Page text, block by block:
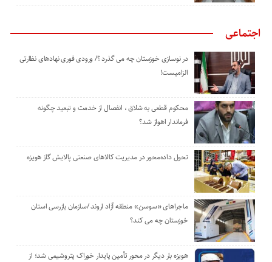
اجتماعی
در نوسازی خوزستان چه می گذرد ؟/ ورودی فوری نهادهای نظارتی
الزامیست!
محکوم قطعی به شلاق ، انفصال از خدمت و تبعید چگونه
فرماندار اهواز شد؟
تحول داده‌محور در مدیریت کالاهای صنعتی پالایش گاز هویزه
ماجراهای «سوسن» منطقه آزاد اروند /سازمان بازرسی استان
خوزستان چه می کند؟
هویزه بار دیگر در محور تأمین پایدار خوراک پتروشیمی شد؛ از